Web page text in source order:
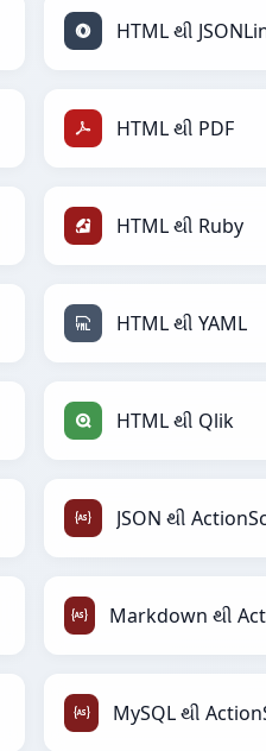
HTML થી
HTML થી PDF
HTML થી Ruby
HTML થી YAML
HTML થી Qlik